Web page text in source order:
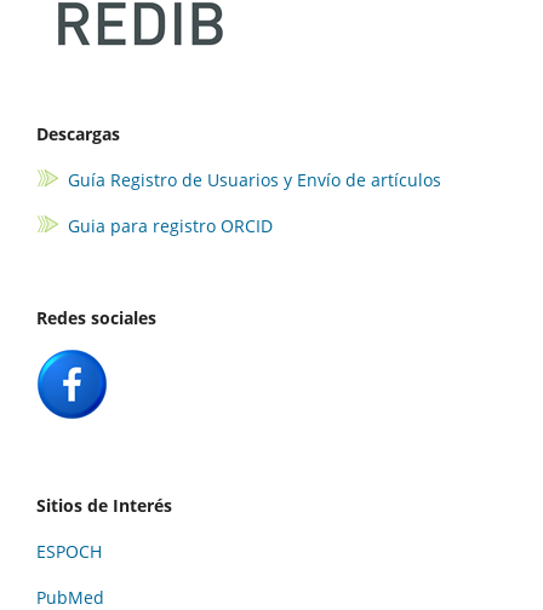
Descargas
Guía Registro de Usuarios y Envío de artículos
Guia para registro ORCID
Redes sociales
Sitios de Interés
ESPOCH
PubMed